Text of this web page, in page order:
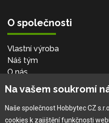
O společnosti
Vlastní výroba
Náš tým
O nás
Pro zákazníka
Na vašem soukromí
Naše společnost Hobbytec CZ
cookies k zajištění funkčnosti